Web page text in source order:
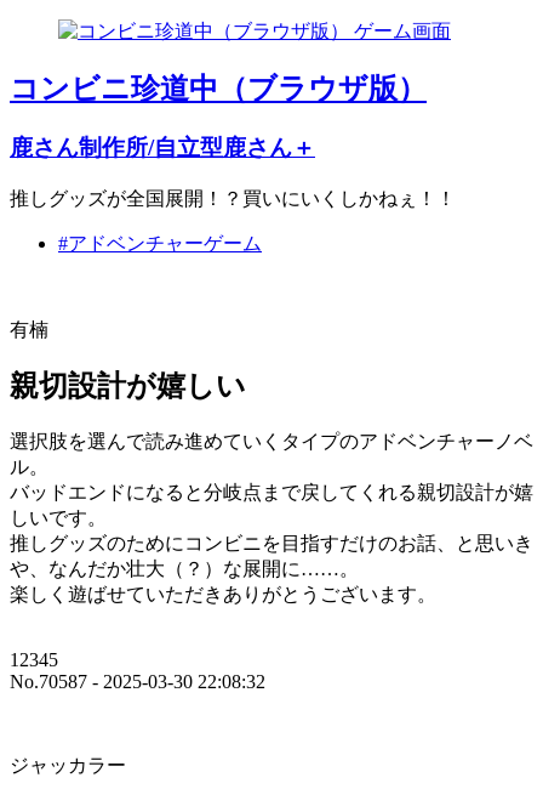
コンビニ珍道中（ブラウザ版）
鹿さん制作所/自立型鹿さん＋
推しグッズが全国展開！？買いにいくしかねぇ！！
#アドベンチャーゲーム
有楠
親切設計が嬉しい
選択肢を選んで読み進めていくタイプのアドベンチャーノベ
ル。
バッドエンドになると分岐点まで戻してくれる親切設計が嬉
しいです。
推しグッズのためにコンビニを目指すだけのお話、と思いき
や、なんだか壮大（？）な展開に……。
楽しく遊ばせていただきありがとうございます。
12345
No.70587 - 2025-03-30 22:08:32
ジャッカラー